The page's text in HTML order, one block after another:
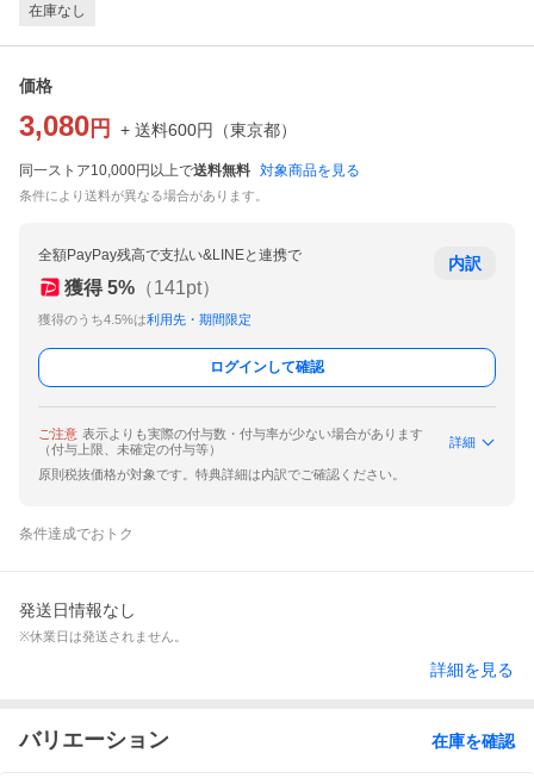
在庫なし
価格
3,080 円 + 送料600円 （東京都）
同一ストア10,000円以上で送料無料 対象商品を見る
条件により送料が異なる場合があります。
全額PayPay残高で支払い&LINEと連携で
獲得 5% （141pt）
獲得のうち4.5%は利用先・期間限定
内訳
ログインして確認
ご注意 表示よりも実際の付与数・付与率が少ない場合があります
（付与上限、未確定の付与等）
詳細
原則税抜価格が対象です。特典詳細は内訳でご確認ください。
条件達成でおトク
発送日情報なし
※休業日は発送されません。
詳細を見る
バリエーション 在庫を確認